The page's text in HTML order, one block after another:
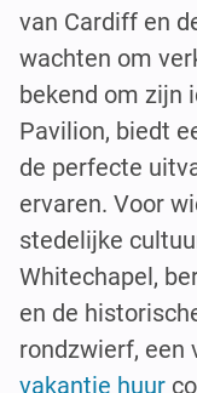
van Cardiff en
wachten om
bekend om zijn
Pavilion, biedt
de perfecte
ervaren. Voor
stedelijke
Whitechapel,
en de
rondzwierf, een
vakantie huur